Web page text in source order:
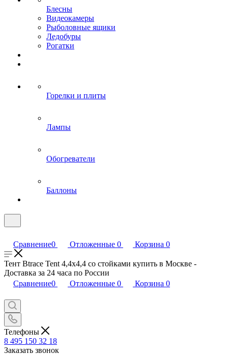
Блесны
Видеокамеры
Рыболовные ящики
Ледобуры
Рогатки
Горелки и плиты
Лампы
Обогреватели
Баллоны
Сравнение0 Отложенные 0 Корзина 0
Тент Btrace Tent 4,4x4,4 со стойками купить в Москве -
Доставка за 24 часа по России
Сравнение0 Отложенные 0 Корзина 0
Телефоны
8 495 150 32 18
Заказать звонок